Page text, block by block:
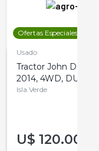
Ofertas Especiales
Usado
Tractor John Deere
2014, 4WD, DUAL
Isla Verde
U$ 120.000